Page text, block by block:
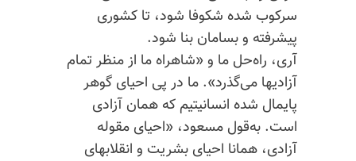
سرکوب شده شکوفا شود، تا کشوری
پیشرفته و بسامان بنا شود.
آری، راه‌حل ما و «شاهراه ما از منظر تمام
آزادیها می‌گذرد». ما در پی احیای گوهر
پایمال شده انسانیتیم که همان آزادی
است. به‌قول مسعود، «احیای مقوله
آزادی، همانا احیای بشریت و انقلابهای